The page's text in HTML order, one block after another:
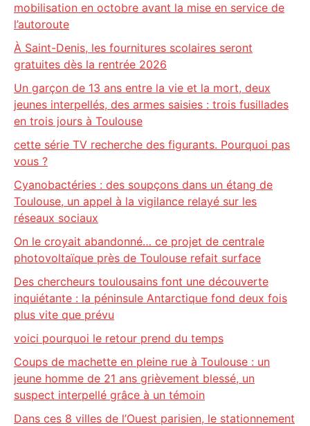
mobilisation en octobre avant la mise en service de
l’autoroute
À Saint-Denis, les fournitures scolaires seront
gratuites dès la rentrée 2026
Un garçon de 13 ans entre la vie et la mort, deux
jeunes interpellés, des armes saisies : trois fusillades
en trois jours à Toulouse
cette série TV recherche des figurants. Pourquoi pas
vous ?
Cyanobactéries : des soupçons dans un étang de
Toulouse, un appel à la vigilance relayé sur les
réseaux sociaux
On le croyait abandonné… ce projet de centrale
photovoltaïque près de Toulouse refait surface
Des chercheurs toulousains font une découverte
inquiétante : la péninsule Antarctique fond deux fois
plus vite que prévu
voici pourquoi le retour prend du temps
Coups de machette en pleine rue à Toulouse : un
jeune homme de 21 ans grièvement blessé, un
suspect interpellé grâce à un témoin
Dans ces 8 villes de l’Ouest parisien, le stationnement